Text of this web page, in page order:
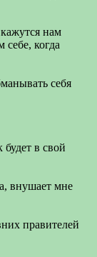
нам
когда
себя
в свой
внушает мне
правителей